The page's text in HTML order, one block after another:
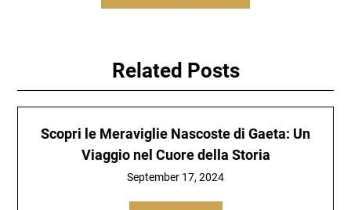
Related Posts
Scopri le Meraviglie Nascoste di Gaeta: Un
Viaggio nel Cuore della Storia
September 17, 2024